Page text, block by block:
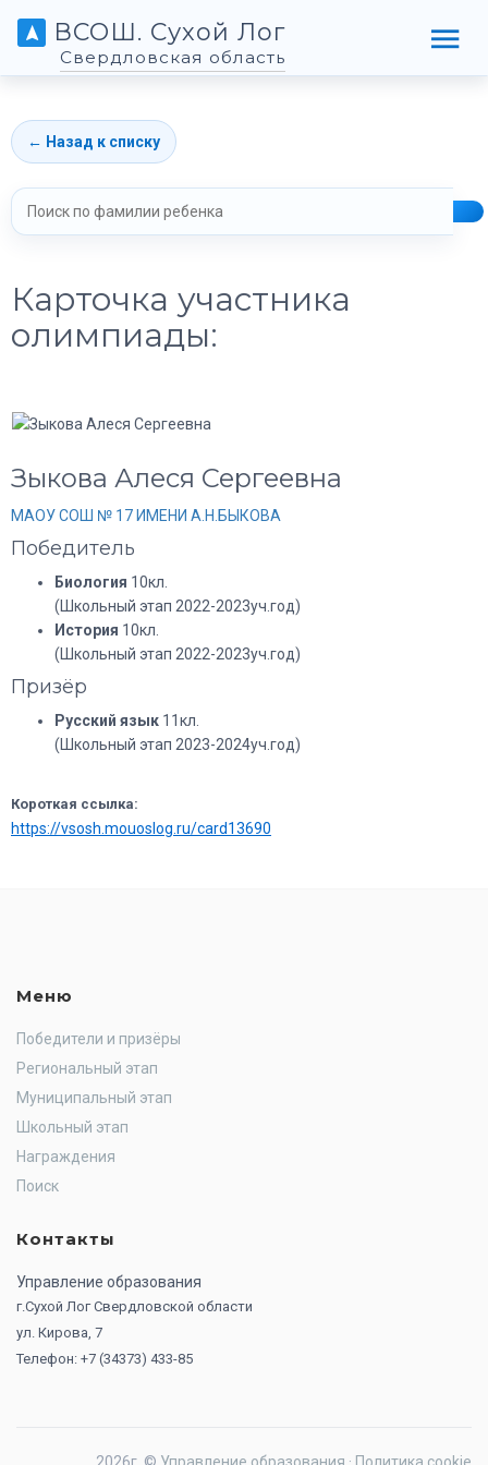
ВСОШ. Сухой Лог
Свердловская область
← Назад к списку
Карточка участника
олимпиады:
Зыкова Алеся Сергеевна
МАОУ СОШ № 17 ИМЕНИ А.Н.БЫКОВА
Победитель
Биология 10кл.
(Школьный этап 2022-2023уч.год)
История 10кл.
(Школьный этап 2022-2023уч.год)
Призёр
Русский язык 11кл.
(Школьный этап 2023-2024уч.год)
Короткая ссылка:
https://vsosh.mouoslog.ru/card13690
Меню
Победители и призёры
Региональный этап
Муниципальный этап
Школьный этап
Награждения
Поиск
Контакты
Управление образования
г.Сухой Лог Свердловской области
ул. Кирова, 7
Телефон: +7 (34373) 433-85